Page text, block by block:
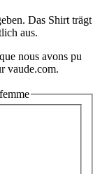
Das Shirt trägt
aus.
nous avons pu
vaude.com.